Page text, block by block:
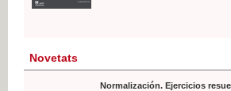
Novetats
Normalización. Ejercicios